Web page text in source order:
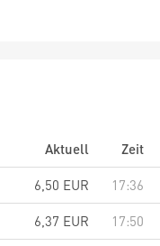
Aktuell
Zeit
6,50 EUR
17:36
6,37 EUR
17:50